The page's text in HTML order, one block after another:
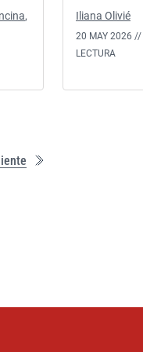
,
Iliana Olivié
20 MAY 2026 //
LECTURA
Ú